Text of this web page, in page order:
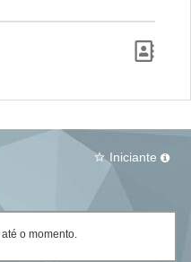
star_border Iniciante
o momento.